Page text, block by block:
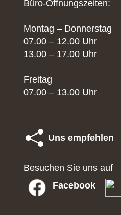
Büro-Öffnungszeiten:
Montag – Donnerstag
07.00 – 12.00 Uhr
13.00 – 17.00 Uhr
Freitag
07.00 – 13.00 Uhr
Uns empfehlen
Besuchen Sie uns auf
Facebook